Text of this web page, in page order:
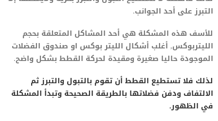
التبرز على أحد الجوانب.
للأسف هذه المشكلة هي أحد المشاكل المتعلقة بحجم
الليتربوكس, أغلب أشكال الليتر بوكس او صندوق الفضلات
الموجودة حاليا صغيرة ومقيدة لحركة القطط بشكل واضح.
لذلك فلا تستطيع القطط أن تقوم بالتبول والتبرز ثم
الالتفاف ودفن فضلاتها بالطريقة الصحيحة وتبدأ المشكلة
في الظهور.